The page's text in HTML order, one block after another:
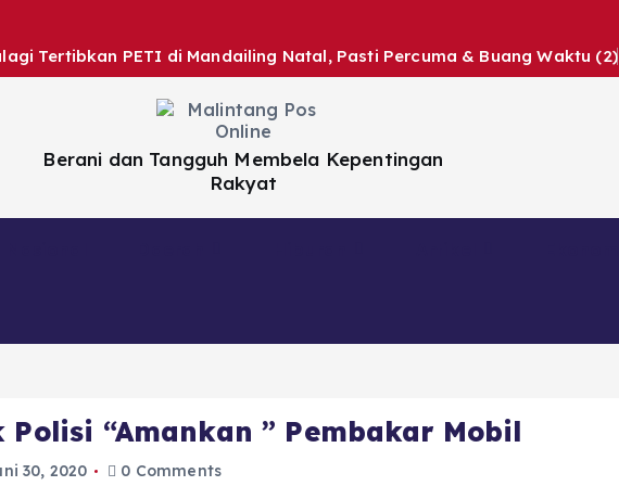
Tertibkan PETI di Mandailing Natal, Pasti Percuma & Buang Waktu (2)
Berani dan Tangguh Membela Kepentingan
Rakyat
“Amankan ” Pembakar Mobil
30, 2020 0 Comments